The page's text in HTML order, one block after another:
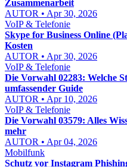
Zusammenarbeit
AUTOR • Apr 30, 2026
VoIP & Telefonie
Skype for Business Online
Kosten
AUTOR • Apr 30, 2026
VoIP & Telefonie
Die Vorwahl 02283: Welche
umfassender Guide
AUTOR • Apr 10, 2026
VoIP & Telefonie
Die Vorwahl 03579: Alles
mehr
AUTOR • Apr 04, 2026
Mobilfunk
Schutz vor Instagram